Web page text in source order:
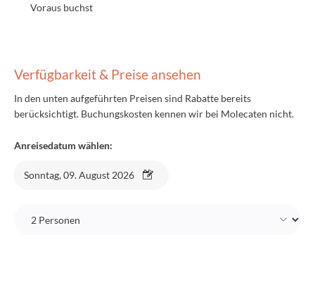
Voraus buchst
Verfügbarkeit & Preise ansehen
In den unten aufgeführten Preisen sind Rabatte bereits
berücksichtigt. Buchungskosten kennen wir bei Molecaten nicht.
Anreisedatum wählen:
Sonntag, 09. August 2026